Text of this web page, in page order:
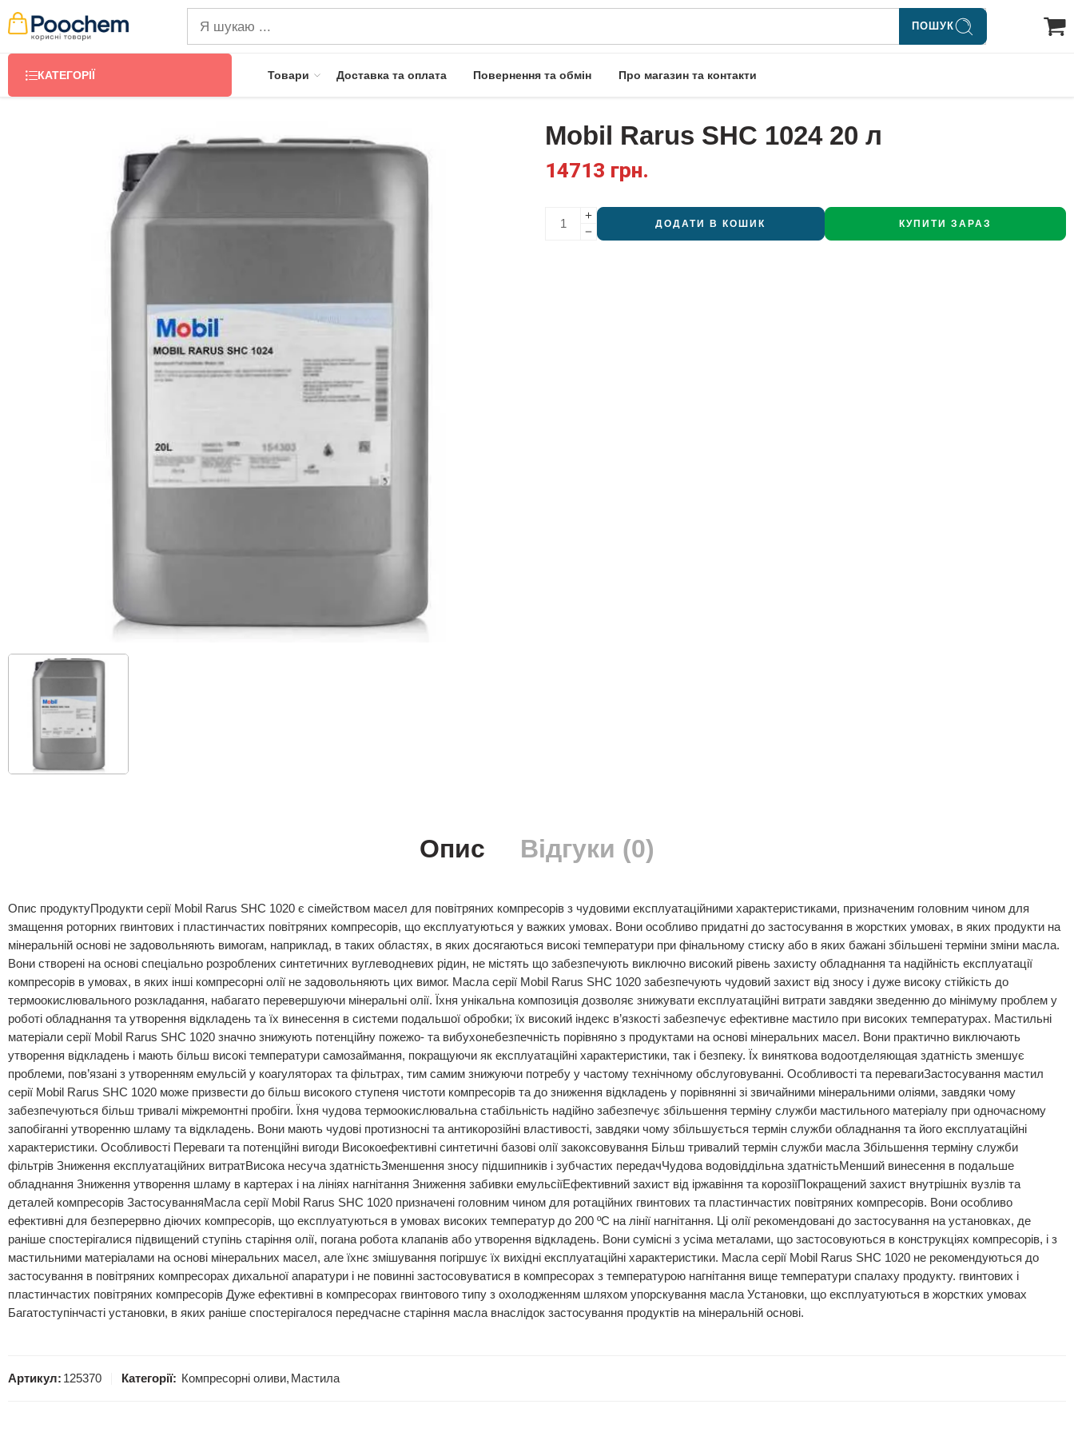
ПОШУК
КАТЕГОРІЇ Товари Доставка та оплата Повернення та обмін Про магазин та контакти
Mobil Rarus SHC 1024 20 л
14713 грн.
ДОДАТИ В КОШИК КУПИТИ ЗАРАЗ
Опис Відгуки (0)
Опис продуктуПродукти серії Mobil Rarus SHC 1020 є сімейством масел для повітряних компресорів з чудовими експлуатаційними характеристиками, призначеним головним чином для
змащення роторних гвинтових і пластинчастих повітряних компресорів, що експлуатуються у важких умовах. Вони особливо придатні до застосування в жорстких умовах, в яких продукти на
мінеральній основі не задовольняють вимогам, наприклад, в таких областях, в яких досягаються високі температури при фінальному стиску або в яких бажані збільшені терміни зміни масла.
Вони створені на основі спеціально розроблених синтетичних вуглеводневих рідин, не містять що забезпечують виключно високий рівень захисту обладнання та надійність експлуатації
компресорів в умовах, в яких інші компресорні олії не задовольняють цих вимог. Масла серії Mobil Rarus SHC 1020 забезпечують чудовий захист від зносу і дуже високу стійкість до
термоокислювального розкладання, набагато перевершуючи мінеральні олії. Їхня унікальна композиція дозволяє знижувати експлуатаційні витрати завдяки зведенню до мінімуму проблем у
роботі обладнання та утворення відкладень та їх винесення в системи подальшої обробки; їх високий індекс в’язкості забезпечує ефективне мастило при високих температурах. Мастильні
матеріали серії Mobil Rarus SHC 1020 значно знижують потенційну пожежо- та вибухонебезпечність порівняно з продуктами на основі мінеральних масел. Вони практично виключають
утворення відкладень і мають більш високі температури самозаймання, покращуючи як експлуатаційні характеристики, так і безпеку. Їх виняткова водоотделяющая здатність зменшує
проблеми, пов’язані з утворенням емульсій у коагуляторах та фільтрах, тим самим знижуючи потребу у частому технічному обслуговуванні. Особливості та перевагиЗастосування мастил
серії Mobil Rarus SHC 1020 може призвести до більш високого ступеня чистоти компресорів та до зниження відкладень у порівнянні зі звичайними мінеральними оліями, завдяки чому
забезпечуються більш тривалі міжремонтні пробіги. Їхня чудова термоокислювальна стабільність надійно забезпечує збільшення терміну служби мастильного матеріалу при одночасному
запобіганні утворенню шламу та відкладень. Вони мають чудові протизносні та антикорозійні властивості, завдяки чому збільшується термін служби обладнання та його експлуатаційні
характеристики. Особливості Переваги та потенційні вигоди Високоефективні синтетичні базові олії закоксовування Більш тривалий термін служби масла Збільшення терміну служби
фільтрів Зниження експлуатаційних витратВисока несуча здатністьЗменшення зносу підшипників і зубчастих передачЧудова водовіддільна здатністьМенший винесення в подальше
обладнання Зниження утворення шламу в картерах і на лініях нагнітання Зниження забивки емульсіїЕфективний захист від іржавіння та корозіїПокращений захист внутрішніх вузлів та
деталей компресорів ЗастосуванняМасла серії Mobil Rarus SHC 1020 призначені головним чином для ротаційних гвинтових та пластинчастих повітряних компресорів. Вони особливо
ефективні для безперервно діючих компресорів, що експлуатуються в умовах високих температур до 200 ºC на лінії нагнітання. Ці олії рекомендовані до застосування на установках, де
раніше спостерігалися підвищений ступінь старіння олії, погана робота клапанів або утворення відкладень. Вони сумісні з усіма металами, що застосовуються в конструкціях компресорів, і з
мастильними матеріалами на основі мінеральних масел, але їхнє змішування погіршує їх вихідні експлуатаційні характеристики. Масла серії Mobil Rarus SHC 1020 не рекомендуються до
застосування в повітряних компресорах дихальної апаратури і не повинні застосовуватися в компресорах з температурою нагнітання вище температури спалаху продукту. гвинтових і
пластинчастих повітряних компресорів Дуже ефективні в компресорах гвинтового типу з охолодженням шляхом упорскування масла Установки, що експлуатуються в жорстких умовах
Багатоступінчасті установки, в яких раніше спостерігалося передчасне старіння масла внаслідок застосування продуктів на мінеральній основі.
Артикул: 125370 Категорії: Компресорні оливи, Мастила